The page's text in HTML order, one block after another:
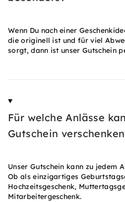
Wenn Du nach einer
die originell ist und für viel
sorgt, dann ist unser Gutschein
Für welche Anlässe
Gutschein
Unser Gutschein kann zu jedem
Ob als einzigartiges
Hochzeitsgeschenk,
Mitarbeitergeschenk.